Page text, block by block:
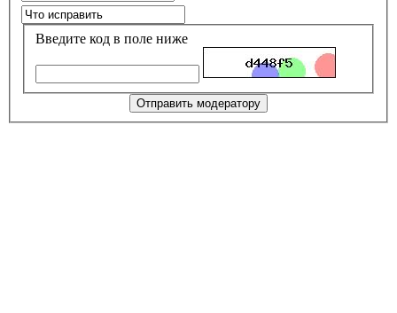
Введите код в поле ниже
Отправить модератору